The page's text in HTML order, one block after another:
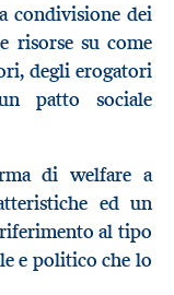
condivisione dei
risorse su come
degli erogatori
patto sociale
di welfare a
ed un
al tipo
e politico che lo